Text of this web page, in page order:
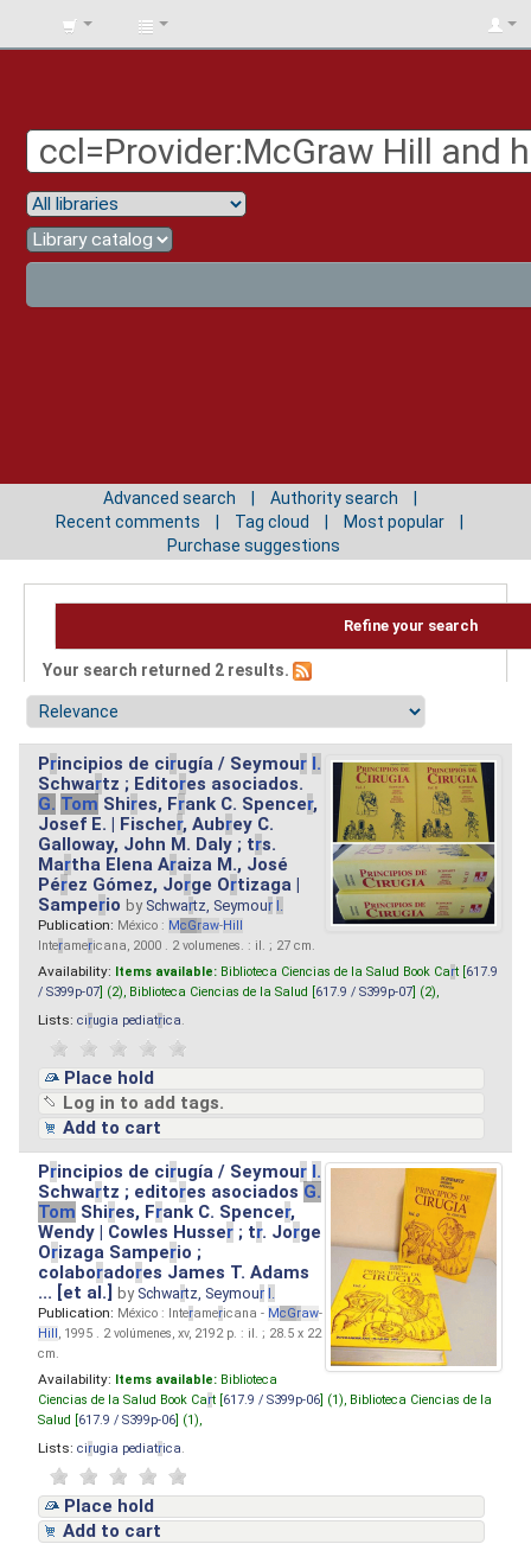
BIBLIOTECA
Advanced search
Authority search
Recent comments
Tag cloud
Most popular
Purchase suggestions
Refine your search
Your search returned 2 results.
Principios de cirugía / Seymour I.
Schwartz ; Editores asociados.
G. Tom Shires, Frank C. Spencer,
Josef E. | Fischer, Aubrey C.
Galloway, John M. Daly ; trs.
Martha Elena Araiza M., José
Pérez Gómez, Jorge Ortizaga |
Samperio by Schwartz, Seymour I.
Publication: México : McGraw-Hill
Interamericana, 2000 . 2 volumenes. : il. ; 27 cm.
Availability: Items available: Biblioteca Ciencias de la Salud Book Cart [ 617.9
/ S399p-07 ] (2), Biblioteca Ciencias de la Salud [ 617.9 / S399p-07 ] (2),
Lists: cirugia pediatrica
Place hold
Log in to add tags.
Add to cart
Principios de cirugía / Seymour I.
Schwartz ; editores asociados G.
Tom Shires, Frank C. Spencer,
Wendy | Cowles Husser ; tr. Jorge
Orizaga Samperio ;
colaboradores James T. Adams
... [et al.]by Schwartz, Seymour I.
Publication: México : Interamericana - McGraw-
Hill, 1995 . 2 volúmenes, xv, 2192 p. : il. ; 28.5 x 22
cm.
Availability: Items available: Biblioteca
Ciencias de la Salud Book Cart [ 617.9 / S399p-06 ] (1), Biblioteca Ciencias de la
Salud [ 617.9 / S399p-06 ] (1),
Lists: cirugia pediatrica
Place hold
Add to cart